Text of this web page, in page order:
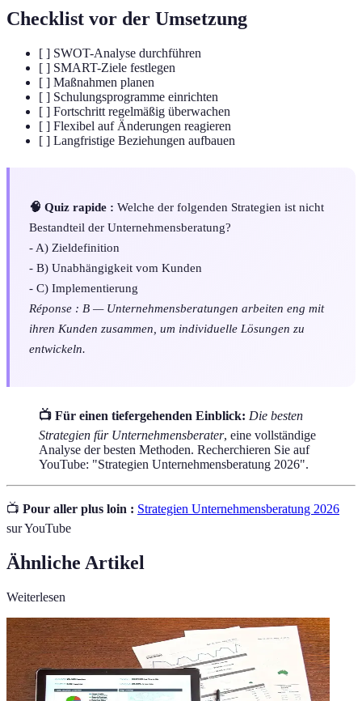
Checklist vor der Umsetzung
[ ] SWOT-Analyse durchführen
[ ] SMART-Ziele festlegen
[ ] Maßnahmen planen
[ ] Schulungsprogramme einrichten
[ ] Fortschritt regelmäßig überwachen
[ ] Flexibel auf Änderungen reagieren
[ ] Langfristige Beziehungen aufbauen
🧠 Quiz rapide : Welche der folgenden Strategien ist nicht
Bestandteil der Unternehmensberatung?
- A) Zieldefinition
- B) Unabhängigkeit vom Kunden
- C) Implementierung
Réponse : B — Unternehmensberatungen arbeiten eng mit
ihren Kunden zusammen, um individuelle Lösungen zu
entwickeln.
📺 Für einen tiefergehenden Einblick: Die besten
Strategien für Unternehmensberater, eine vollständige
Analyse der besten Methoden. Recherchieren Sie auf
YouTube: "Strategien Unternehmensberatung 2026".
📺 Pour aller plus loin : Strategien Unternehmensberatung 2026
sur YouTube
Ähnliche Artikel
Weiterlesen